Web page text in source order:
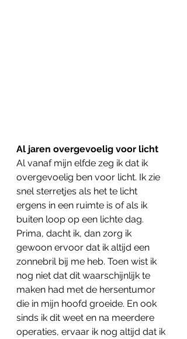
Al jaren overgevoelig voor licht
Al vanaf mijn elfde zeg ik dat ik
overgevoelig ben voor licht. Ik zie
snel sterretjes als het te licht
ergens in een ruimte is of als ik
buiten loop op een lichte dag.
Prima, dacht ik, dan zorg ik
gewoon ervoor dat ik altijd een
zonnebril bij me heb. Toen wist ik
nog niet dat dit waarschijnlijk te
maken had met de hersentumor
die in mijn hoofd groeide. En ook
sinds ik dit weet en na meerdere
operaties, ervaar ik nog altijd dat ik